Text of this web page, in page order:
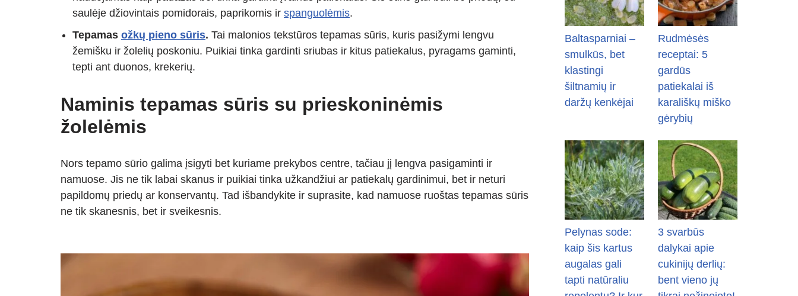
saulėje džiovintais pomidorais, paprikomis ir spanguolėmis.
Tepamas ožkų pieno sūris. Tai malonios tekstūros tepamas sūris, kuris pasižymi lengvu
žemišku ir žolelių poskoniu. Puikiai tinka gardinti sriubas ir kitus patiekalus, pyragams gaminti,
tepti ant duonos, krekerių.
Naminis tepamas sūris su prieskoninėmis
žolelėmis
Nors tepamo sūrio galima įsigyti bet kuriame prekybos centre, tačiau jį lengva pasigaminti ir
namuose. Jis ne tik labai skanus ir puikiai tinka užkandžiui ar patiekalų gardinimui, bet ir neturi
papildomų priedų ar konservantų. Tad išbandykite ir suprasite, kad namuose ruoštas tepamas sūris
ne tik skanesnis, bet ir sveikesnis.
Baltasparniai –
smulkūs, bet
klastingi
šiltnamių ir
daržų kenkėjai
Rudmėsės
receptai: 5
gardūs
patiekalai iš
karališkų miško
gėrybių
Pelynas sode:
kaip šis kartus
augalas gali
tapti natūraliu
3 svarbūs
dalykai apie
cukinijų derlių:
bent vieno jų